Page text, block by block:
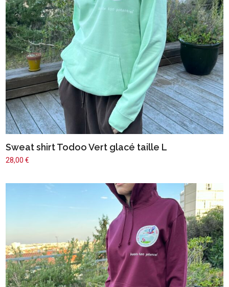
Sweat shirt Todoo Vert glacé taille L
28,00€